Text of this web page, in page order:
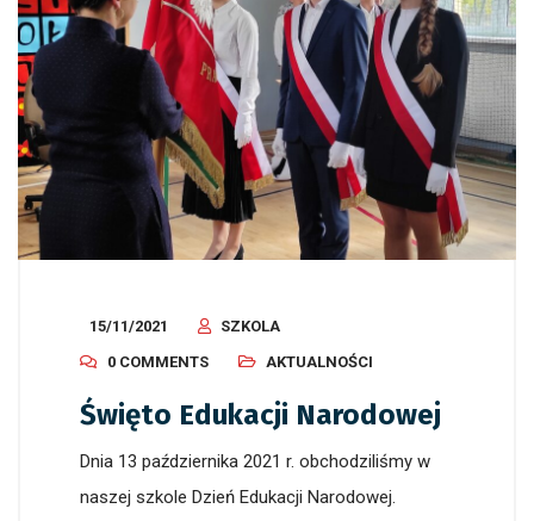
15/11/2021
SZKOLA
0 COMMENTS
AKTUALNOŚCI
Święto Edukacji Narodowej
Dnia 13 października 2021 r. obchodziliśmy w
naszej szkole Dzień Edukacji Narodowej.